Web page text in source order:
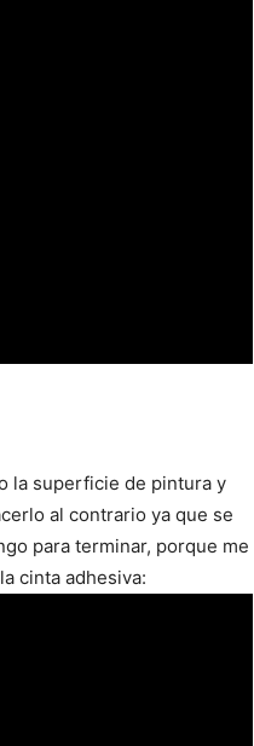
la superficie de pintura y
al contrario ya que se
para terminar, porque me
cinta adhesiva: